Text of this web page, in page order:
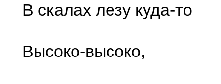
В скалах лезу куда-то
Высоко-высоко,